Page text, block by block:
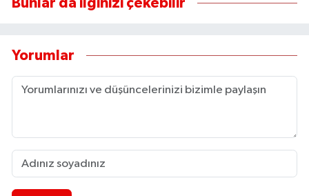
Bunlar da ilginizi çekebilir
Yorumlar